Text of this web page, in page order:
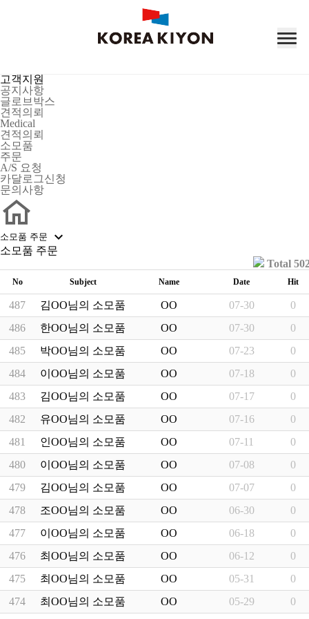
고객지 원
공지사항
글로브박스
견적의뢰
Medical
견적의뢰
소모품
주문
A/S 요청
카달로그신청
문의사항
소모품 주문 
소모품 주문
Total
No Subject Name Date Hit
487 김OO님의 소모품 주문내역입니다.
OO 07-30
0
486
한OO님의 소모품 주문내역입니다.
OO 07-30
0
485
박OO님의 소모품 주문내역입니다.
OO 07-23
0
484
이OO님의 소모품 주문내역입니다.
OO 07-18
0
483
김OO님의 소모품 주문내역입니다.
OO 07-17
0
482
유OO님의 소모품 주문내역입니다.
OO 07-16
0
481
인OO님의 소모품 주문내역입니다.
OO 07-11
0
480
이OO님의 소모품 주문내역입니다.
OO 07-08
0
479
김OO님의 소모품 주문내역입니다.
OO 07-07
0
478
조OO님의 소모품 주문내역입니다.
OO 06-30
0
477
이OO님의 소모품 주문내역입니다.
OO 06-18
0
476
최OO님의 소모품 주문내역입니다.
OO 06-12
0
475
최OO님의 소모품 주문내역입니다.
OO 05-31
0
474
최OO님의 소모품 주문내역입니다.
OO 05-29
0